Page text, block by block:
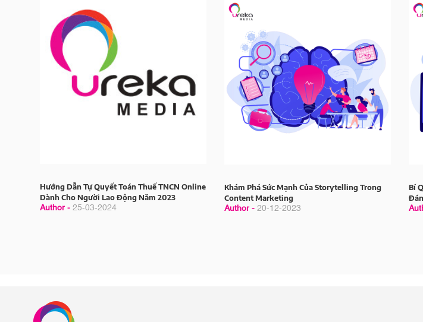
Hướng Dẫn Tự Quyết Toán Thuế TNCN Online
Dành Cho Người Lao Động Năm 2023
Author -25-03-2024
Khám Phá Sức Mạnh Của Storytelling Trong
Content Marketing
Author -20-12-2023
Bí